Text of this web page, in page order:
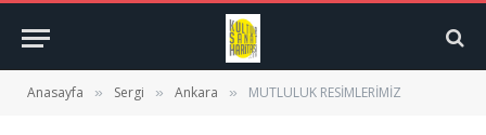
Anasayfa » Sergi » Ankara » MUTLULUK RESİMLERİMİZ